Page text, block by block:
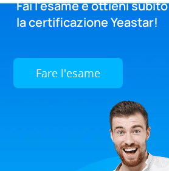
Fai l'esame e ottieni subito
la certificazione Yeastar!
Fare l'esame